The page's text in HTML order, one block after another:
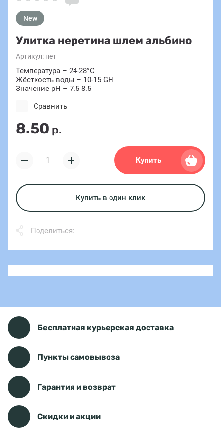
New
Улитка неретина шлем альбино
Артикул: нет
Температура – 24-28°C
Жёсткость воды – 10-15 GH
Значение pH – 7.5-8.5
8.50 р.
Сравнить
Купить
Купить в один клик
Поделиться:
Бесплатная курьерская доставка
Пункты самовывоза
Гарантия и возврат
Скидки и акции